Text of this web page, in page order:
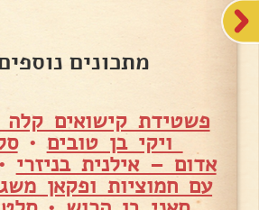
מתכונים
פשטידת קישואים
ויקי בן טובים•
אדום – אילנית בניזרי
עם חמוציות ופקאן